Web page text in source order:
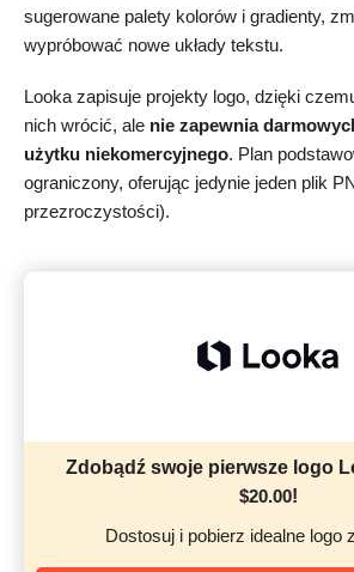
sugerowane palety kolorów i gradienty,
wypróbować nowe układy tekstu.
Looka zapisuje projekty logo, dzięki
nich wrócić, ale nie zapewnia
użytku niekomercyjnego. Plan
ograniczony, oferując jedynie jeden plik
przezroczystości).
Zdobądź swoje pierwsze logo
$20.00!
Dostosuj i pobierz idealne logo